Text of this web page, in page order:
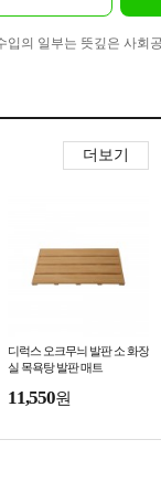
입의 일부는 뜻깊은 사회
더보기
디럭스 오크무늬 발판 소 화장
실 목욕탕 발판 매트
11,550원